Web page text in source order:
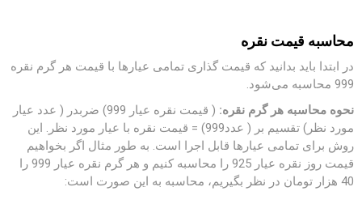
محاسبه قیمت نقره
در ابتدا باید بدانید که قیمت گذاری تمامی عیارها با قیمت هر گرم نقره
999 محاسبه می‌‎شود.
نحوه محاسبه هر گرم نقره:
( قیمت نقره عیار 999) ضربدر ( عدد عیار
مورد نظر) تقسیم بر ( عدد999) = قیمت نقره با عیار مورد نظر. این
روش برای تمامی عیارها قابل اجرا است. به طور مثال اگر بخواهیم
قیمت روز نقره عیار 925 را محاسبه کنیم و هر گرم نقره عیار 999 را
40 هزار تومان در نظر بگیریم، محاسبه به این صورت است: